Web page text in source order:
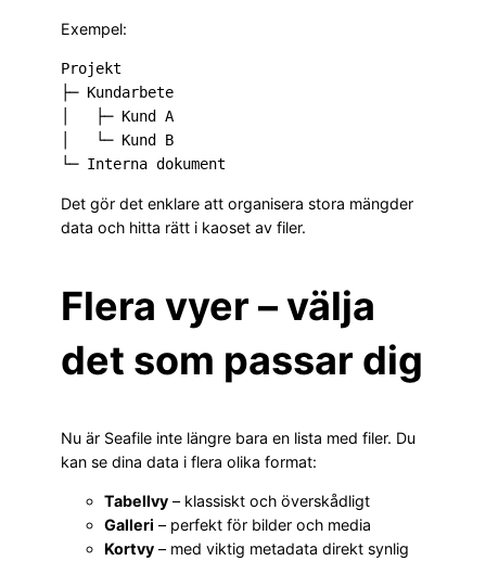
Exempel:
Projekt
├─ Kundarbete
│   ├─ Kund A
│   └─ Kund B
Det gör det enklare att organisera stora mängder
data och hitta rätt i kaoset av filer.
Flera vyer – välja
det som passar dig
Nu är Seafile inte längre bara en lista med filer. Du
kan se dina data i flera olika format:
Tabellvy – klassiskt och överskådligt
Galleri – perfekt för bilder och media
Kortvy – med viktig metadata direkt synlig